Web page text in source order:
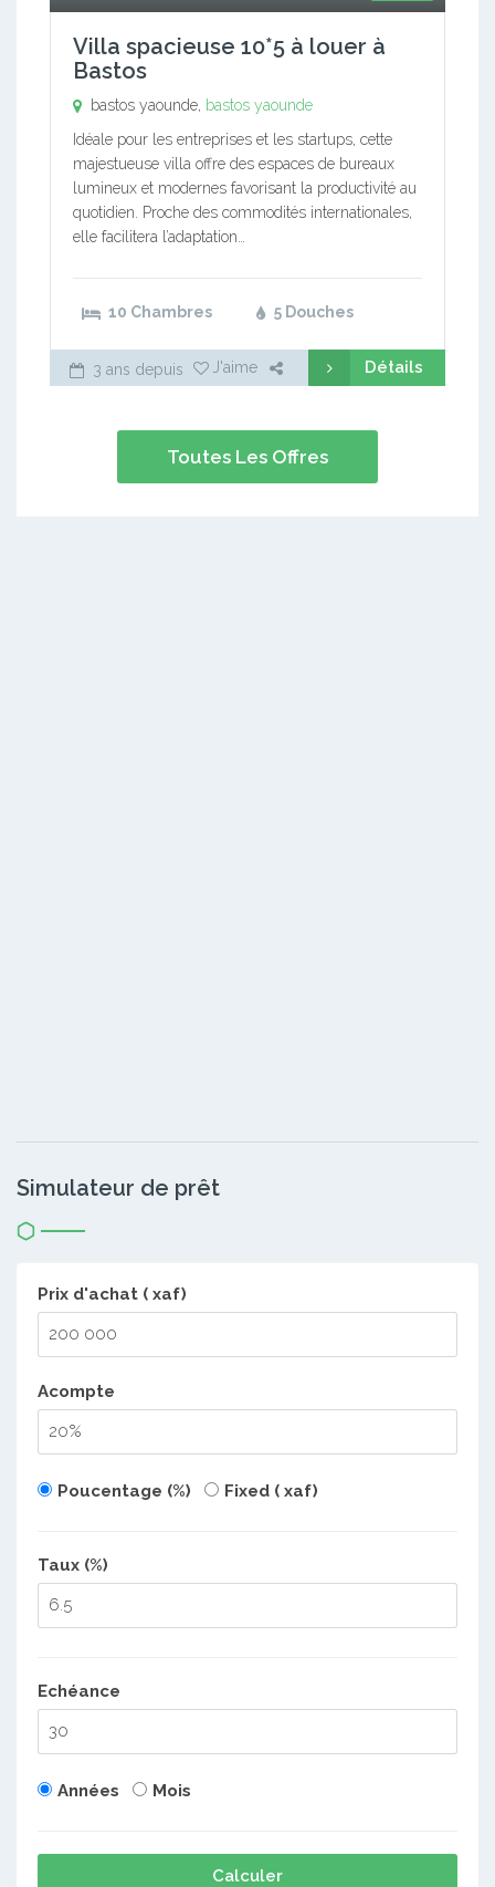
Villa spacieuse 10*5 à louer à
Bastos
bastos yaounde, bastos yaounde
Idéale pour les entreprises et les startups, cette
majestueuse villa offre des espaces de bureaux
lumineux et modernes favorisant la productivité au
quotidien. Proche des commodités internationales,
elle facilitera l’adaptation…
10 Chambres 5 Douches
3 ans depuis J'aime Détails
Toutes Les Offres
Simulateur de prêt
Prix d'achat ( xaf)
Acompte
Poucentage (%) Fixed ( xaf)
Taux (%)
Echéance
Années Mois
Calculer